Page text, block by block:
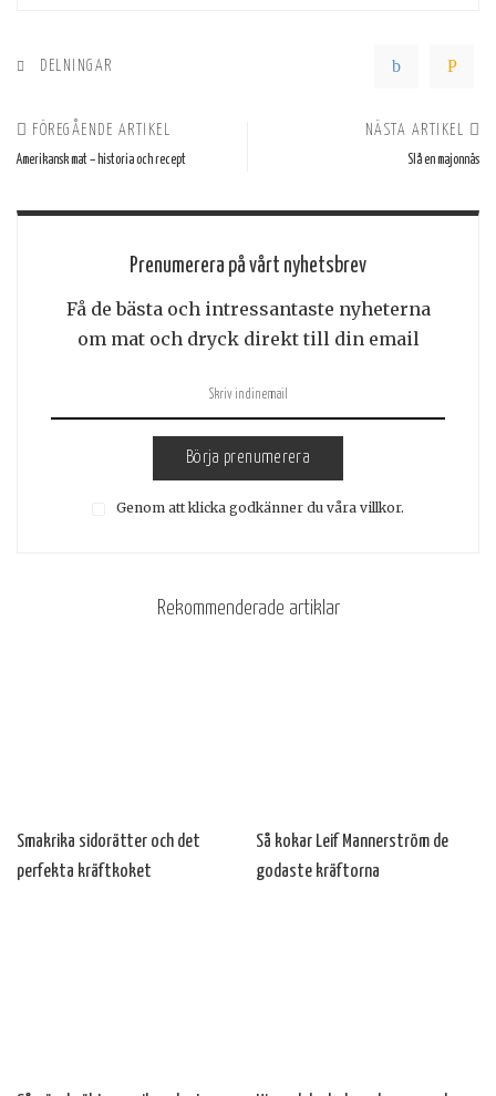
DELNINGAR
FÖREGÅENDE ARTIKEL
Amerikansk mat – historia och recept
NÄSTA ARTIKEL
Slå en majonnäs
Prenumerera på vårt nyhetsbrev
Få de bästa och intressantaste nyheterna
om mat och dryck direkt till din email
Börja prenumerera
Genom att klicka godkänner du våra villkor.
Rekommenderade artiklar
Smakrika sidorätter och det
perfekta kräftkoket
Så kokar Leif Mannerström de
godaste kräftorna